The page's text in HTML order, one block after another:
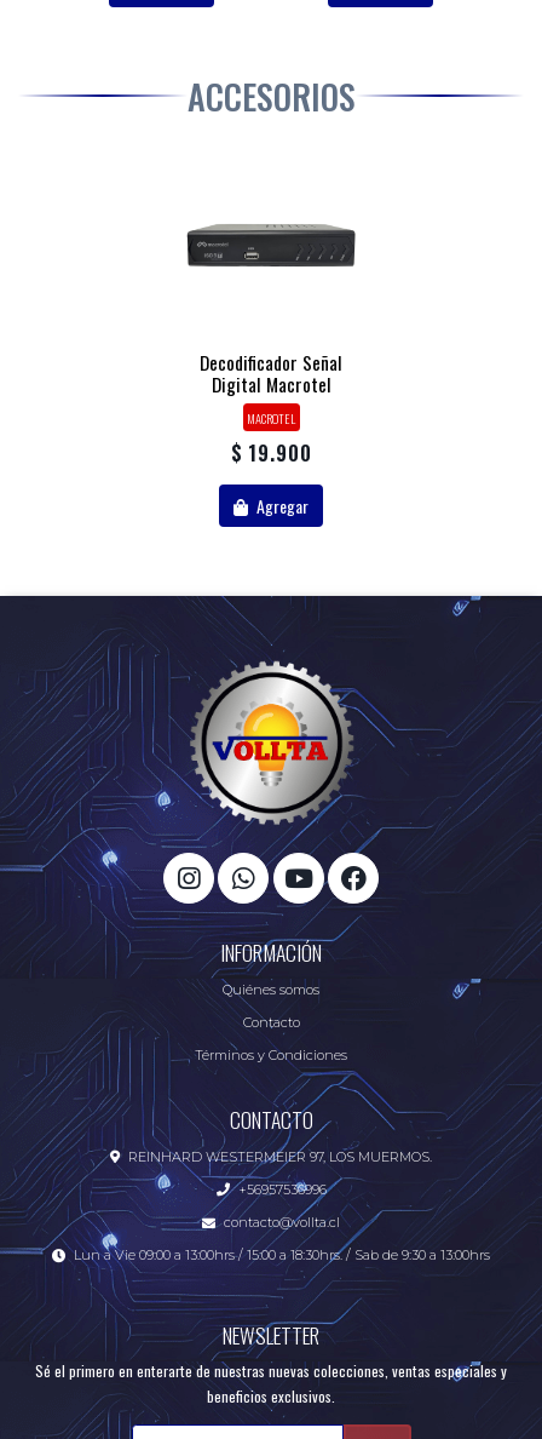
ACCESORIOS
Decodificador Señal
Digital Macrotel
MACROTEL
$ 19.900
Agregar
INFORMACIÓN
Quiénes somos
Contacto
Términos y Condiciones
CONTACTO
REINHARD WESTERMEIER 97, LOS MUERMOS.
+56957536996
contacto@vollta.cl
Lun a Vie 09:00 a 13:00hrs / 15:00 a 18:30hrs. / Sab de 9:30 a 13:00hrs
NEWSLETTER
Sé el primero en enterarte de nuestras nuevas colecciones, ventas especiales y
beneficios exclusivos.